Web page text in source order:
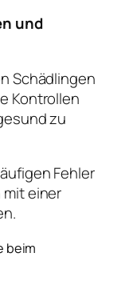
und
Schädlingen
Kontrollen
zu
Fehler
einer
beim